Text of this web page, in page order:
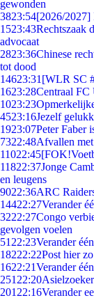
gewonden
3823:54[2026/2027]
1523:43Rechtszaak
advocaat
2823:36Chinese
tot dood
14623:31 [WLR SC
1623:28Centraal FC
1023:23
4523:16Jezelf
1923:07Peter Faber
7322:48Afvallen
11022:45
11822:37Jonge
en leugens
9022:36ARC
14422:27Verander
3222:27Congo
gevolgen voelen
51 22:23Verander
18222:22Post hier
1622:21Verander
251 22:20
201 22:16Verander